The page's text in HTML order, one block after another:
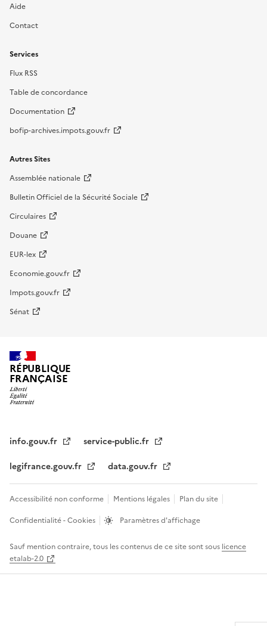
Aide
Contact
Services
Flux RSS
Table de concordance
Documentation
bofip-archives.impots.gouv.fr
Autres Sites
Assemblée nationale
Bulletin Officiel de la Sécurité Sociale
Circulaires
Douane
EUR-lex
Economie.gouv.fr
Impots.gouv.fr
Sénat
RÉPUBLIQUE
FRANÇAISE
info.gouv.fr
service-public.fr
legifrance.gouv.fr
data.gouv.fr
Accessibilité non conforme Mentions légales
Plan du site
Confidentialité - Cookies
Paramètres d'affichage
Sauf mention contraire, tous les contenus de ce site sont sous licence
etalab-2.0